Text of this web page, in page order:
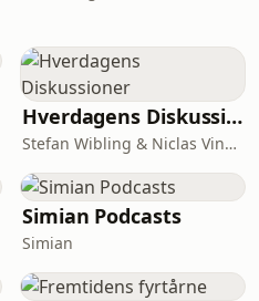
Hverdagens Diskussioner
Stefan Wibling & Niclas Vingaard
Simian Podcasts
Simian